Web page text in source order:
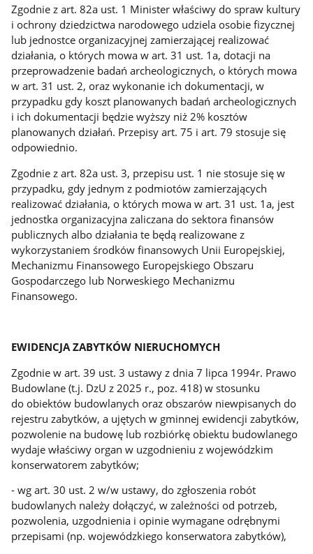
Zgodnie z art. 82a ust. 1 Minister właściwy do spraw kultury
i ochrony dziedzictwa narodowego udziela osobie fizycznej
lub jednostce organizacyjnej zamierzającej realizować
działania, o których mowa w art. 31 ust. 1a, dotacji na
przeprowadzenie badań archeologicznych, o których mowa
w art. 31 ust. 2, oraz wykonanie ich dokumentacji, w
przypadku gdy koszt planowanych badań archeologicznych
i ich dokumentacji będzie wyższy niż 2% kosztów
planowanych działań. Przepisy art. 75 i art. 79 stosuje się
odpowiednio.
Zgodnie z art. 82a ust. 3, przepisu ust. 1 nie stosuje się w
przypadku, gdy jednym z podmiotów zamierzających
realizować działania, o których mowa w art. 31 ust. 1a, jest
jednostka organizacyjna zaliczana do sektora finansów
publicznych albo działania te będą realizowane z
wykorzystaniem środków finansowych Unii Europejskiej,
Mechanizmu Finansowego Europejskiego Obszaru
Gospodarczego lub Norweskiego Mechanizmu
Finansowego.
EWIDENCJA ZABYTKÓW NIERUCHOMYCH
Zgodnie w art. 39 ust. 3 ustawy z dnia 7 lipca 1994r. Prawo
Budowlane (t.j. DzU z 2025 r., poz. 418) w stosunku
do obiektów budowlanych oraz obszarów niewpisanych do
rejestru zabytków, a ujętych w gminnej ewidencji zabytków,
pozwolenie na budowę lub rozbiórkę obiektu budowlanego
wydaje właściwy organ w uzgodnieniu z wojewódzkim
konserwatorem zabytków;
- wg art. 30 ust. 2 w/w ustawy, do zgłoszenia robót
budowlanych należy dołączyć, w zależności od potrzeb,
pozwolenia, uzgodnienia i opinie wymagane odrębnymi
przepisami (np. wojewódzkiego konserwatora zabytków),